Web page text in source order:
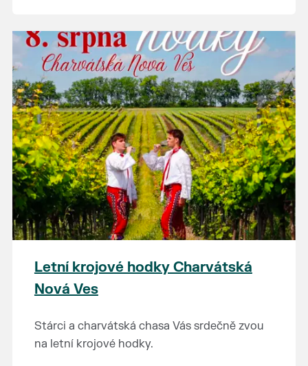
Letní krojové hodky Charvátská
Nová Ves
Stárci a charvátská chasa Vás srdečně zvou
na letní krojové hodky.